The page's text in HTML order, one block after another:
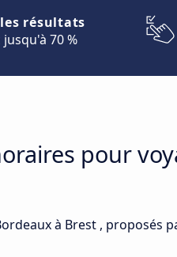
résultats
70 %
pour
à Brest , proposés